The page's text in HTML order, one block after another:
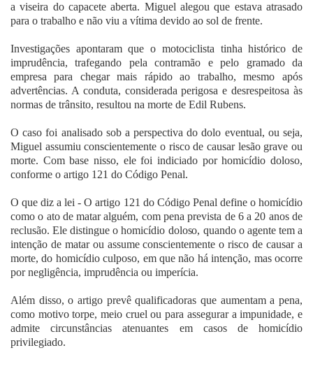
a viseira do capacete aberta. Miguel alegou que estava atrasado
para o trabalho e não viu a vítima devido ao sol de frente.
Investigações apontaram que o motociclista tinha histórico de
imprudência, trafegando pela contramão e pelo gramado da
empresa para chegar mais rápido ao trabalho, mesmo após
advertências. A conduta, considerada perigosa e desrespeitosa às
normas de trânsito, resultou na morte de Edil Rubens.
O caso foi analisado sob a perspectiva do dolo eventual, ou seja,
Miguel assumiu conscientemente o risco de causar lesão grave ou
morte. Com base nisso, ele foi indiciado por homicídio doloso,
conforme o artigo 121 do Código Penal.
O que diz a lei - O artigo 121 do Código Penal define o homicídio
como o ato de matar alguém, com pena prevista de 6 a 20 anos de
reclusão. Ele distingue o homicídio doloso, quando o agente tem a
intenção de matar ou assume conscientemente o risco de causar a
morte, do homicídio culposo, em que não há intenção, mas ocorre
por negligência, imprudência ou imperícia.
Além disso, o artigo prevê qualificadoras que aumentam a pena,
como motivo torpe, meio cruel ou para assegurar a impunidade, e
admite circunstâncias atenuantes em casos de homicídio
privilegiado.